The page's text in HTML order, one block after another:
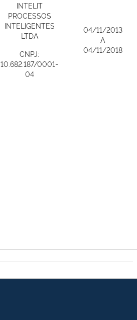
INTELIT
PROCESSOS
INTELIGENTES
LTDA
CNPJ:
10.682.187/0001-
04
04/11/2013
A
04/11/2018